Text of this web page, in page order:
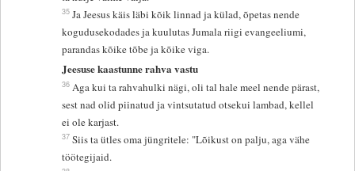
35 Ja Jeesus käis läbi kõik linnad ja külad, õpetas nende
kogudusekodades ja kuulutas Jumala riigi evangeeliumi,
parandas kõike tõbe ja kõike viga.
Jeesuse kaastunne rahva vastu
36 Aga kui ta rahvahulki nägi, oli tal hale meel nende pärast,
sest nad olid piinatud ja vintsutatud otsekui lambad, kellel
ei ole karjast.
37 Siis ta ütles oma jüngritele: "Lõikust on palju, aga vähe
töötegijaid.